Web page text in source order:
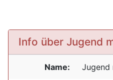
Info über Jugend
Name: Jugend